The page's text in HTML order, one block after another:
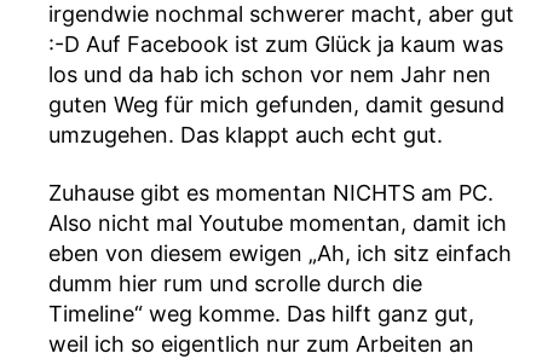
irgendwie nochmal schwerer macht, aber gut
:-D Auf Facebook ist zum Glück ja kaum was
los und da hab ich schon vor nem Jahr nen
guten Weg für mich gefunden, damit gesund
umzugehen. Das klappt auch echt gut.
Zuhause gibt es momentan NICHTS am PC.
Also nicht mal Youtube momentan, damit ich
eben von diesem ewigen „Ah, ich sitz einfach
dumm hier rum und scrolle durch die
Timeline“ weg komme. Das hilft ganz gut,
weil ich so eigentlich nur zum Arbeiten an